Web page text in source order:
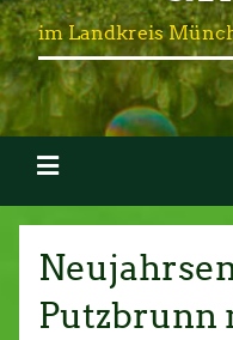
im Landkreis
Putzbrunn